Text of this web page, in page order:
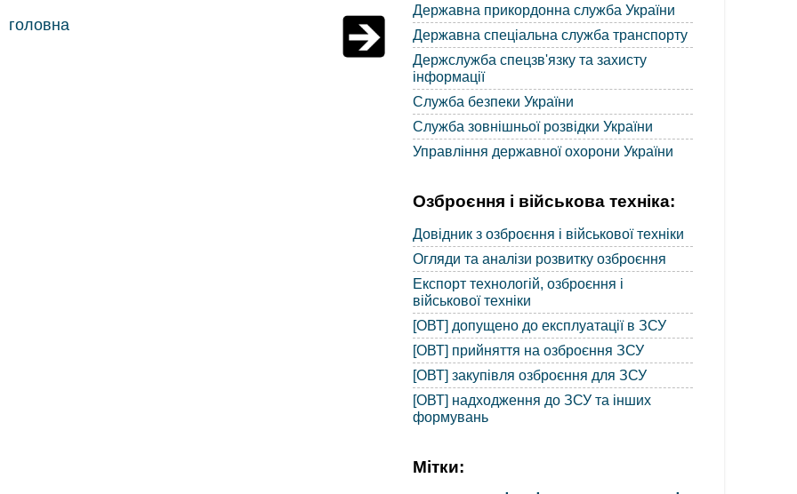
головна
Державна прикордонна служба України
Державна спеціальна служба транспорту
Держслужба спецзв'язку та захисту
інформації
Служба безпеки України
Служба зовнішньої розвідки України
Управління державної охорони України
Озброєння і військова техніка:
Довідник з озброєння і військової техніки
Огляди та аналізи розвитку озброєння
Експорт технологій, озброєння і
військової техніки
[ОВТ] допущено до експлуатації в ЗСУ
[ОВТ] прийняття на озброєння ЗСУ
[ОВТ] закупівля озброєння для ЗСУ
[ОВТ] надходження до ЗСУ та інших
формувань
Мітки: